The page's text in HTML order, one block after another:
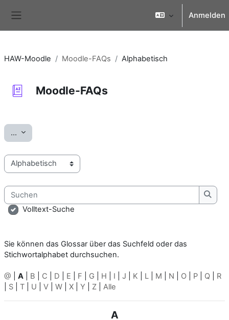
Anmelden
HAW-Moodle Moodle-FAQs Alphabetisch
Moodle-FAQs
... Einträge exportieren
Sie können das Glossar über das Suchfeld oder das
Suchen
Volltext-Suche
Sie können das Glossar über das Suchfeld oder das
Stichwortalphabet durchsuchen.
@ A B C D E F G H I J K L M N O P Q
R
S T U V W X Y Z Alle
A